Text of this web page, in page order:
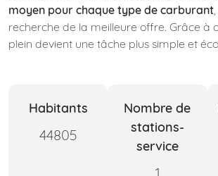
moyen pour chaque type de carburant
recherche de la meilleure offre. Grâce à
plein devient une tâche plus simple et
Habitants
44805
Nombre de
stations-
service